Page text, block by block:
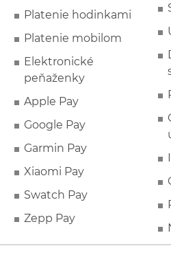
Platenie hodinkami
Platenie mobilom
Elektronické
peňaženky
Apple Pay
Google Pay
Garmin Pay
Xiaomi Pay
Swatch Pay
Zepp Pay